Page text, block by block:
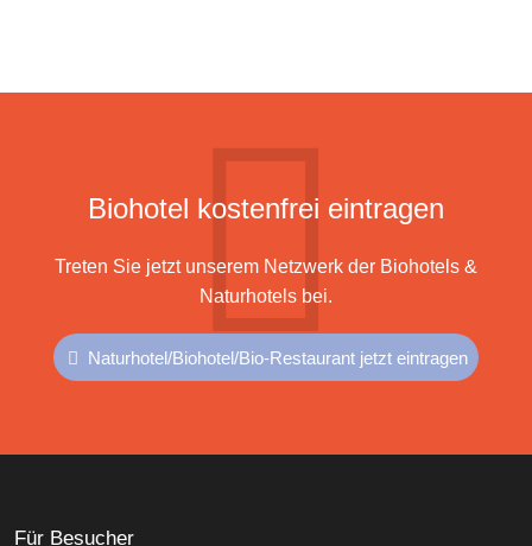
Biohotel kostenfrei eintragen
Treten Sie jetzt unserem Netzwerk der Biohotels &
Naturhotels bei.
Naturhotel/Biohotel/Bio-Restaurant jetzt eintragen
Für Besucher